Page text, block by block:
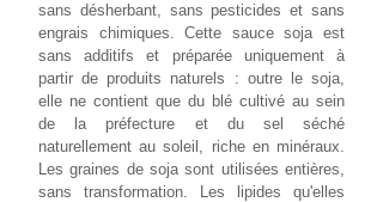
sans désherbant, sans pesticides et sans
engrais chimiques. Cette sauce soja est
sans additifs et préparée uniquement à
partir de produits naturels : outre le soja,
elle ne contient que du blé cultivé au sein
de la préfecture et du sel séché
naturellement au soleil, riche en minéraux.
Les graines de soja sont utilisées entières,
sans transformation. Les lipides qu'elles